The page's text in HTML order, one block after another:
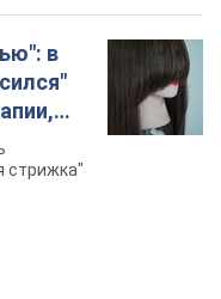
в
стрижка"